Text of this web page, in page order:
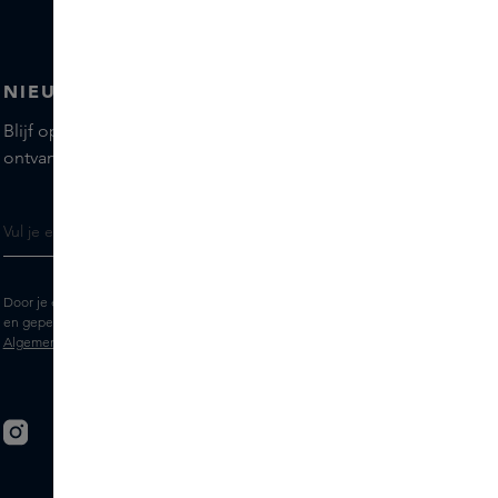
NIEUWSBRIEF
Blijf op de hoogte van de nieuwste merken en producten,
ontvang tips van onze Skins Experts.
Door je e-mailadres in te vullen geef je toestemming om de Skins nieuwsbrief
en gepersonaliseerde marketingberichten via e-mail te ontvangen. Bekijk de
Algemene voorwaarden